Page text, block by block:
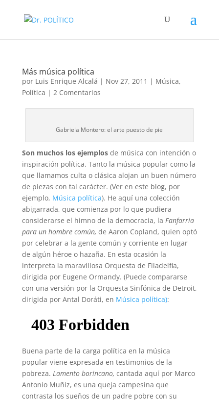
Más música política
por Luis Enrique Alcalá | Nov 27, 2011 | Música,
Política | 2 Comentarios
Gabriela Montero: el arte puesto de pie
Son muchos los ejemplosde música con intención o
inspiración política. Tanto la música popular como la
que llamamos culta o clásica alojan un buen número
de piezas con tal carácter. (Ver en este blog, por
ejemplo, Música política). He aquí una colección
abigarrada, que comienza por lo que pudiera
considerarse el himno de la democracia, la Fanfarria
para un hombre común, de Aaron Copland, quien optó
por celebrar a la gente común y corriente en lugar
de algún héroe o hazaña. En esta ocasión la
interpreta la maravillosa Orquesta de Filadelfia,
dirigida por Eugene Ormandy. (Puede compararse
con una versión por la Orquesta Sinfónica de Detroit,
dirigida por Antal Doráti, en Música política):
Buena parte de la carga política en la música
popular viene expresada en testimonios de la
pobreza. Lamento borincano, cantada aquí por Marco
Antonio Muñiz, es una queja campesina que
contrasta los sueños de un padre pobre con su